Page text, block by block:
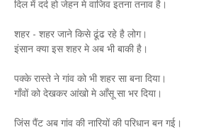
दिल में दर्द हो जेहन मे वाजिव इतना तनाव है।
शहर - शहर जाने किसे ढूंढ रहे है लोग।
इंसान क्या इस शहर मे अब भी बाकी है।
पक्के रास्ते ने गांव को भी शहर सा बना दिया।
गाँवों को देखकर आंखो मे आँसू सा भर दिया।
जिंस पैंट अब गांव की नारियों की परिधान बन गई।